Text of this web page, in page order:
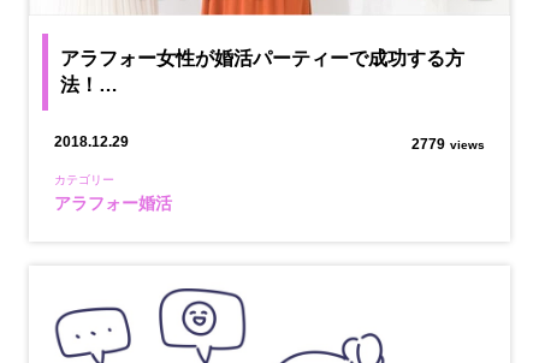
アラフォー女性が婚活パーティーで成功する方
法！…
2018.12.29 2779 views
カテゴリー
アラフォー婚活